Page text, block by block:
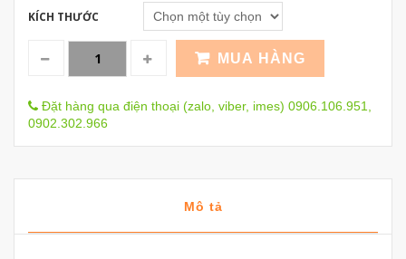
KÍCH THƯỚC
MUA HÀNG
Đặt hàng qua điện thoại (zalo, viber, imes) 0906.106.951,
0902.302.966
Mô tả